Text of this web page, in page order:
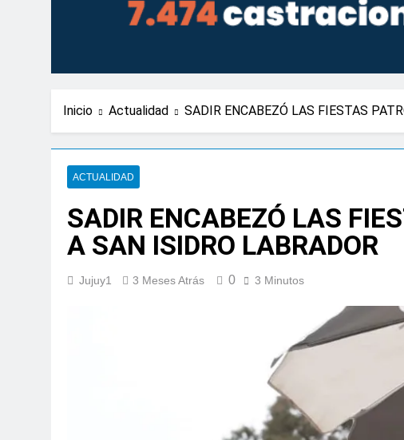
Inicio Actualidad SADIR ENCABEZÓ LAS FIESTAS
ACTUALIDAD
SADIR ENCABEZÓ LAS
A SAN ISIDRO LABRADOR
Jujuy1 3 Meses Atrás 0 3 Minutos